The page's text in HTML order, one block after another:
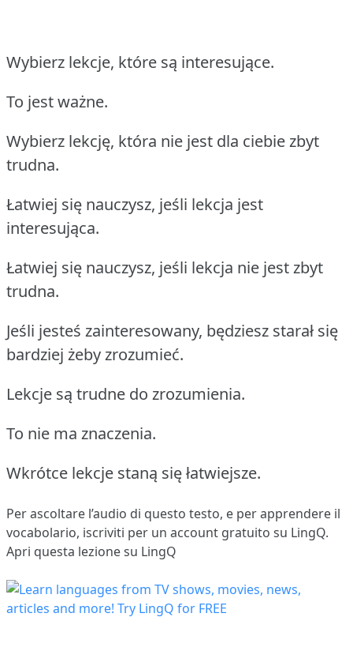
Wybierz lekcje, które są interesujące.
To jest ważne.
Wybierz lekcję, która nie jest dla ciebie zbyt
trudna.
Łatwiej się nauczysz, jeśli lekcja jest
interesująca.
Łatwiej się nauczysz, jeśli lekcja nie jest zbyt
trudna.
Jeśli jesteś zainteresowany, będziesz starał się
bardziej żeby zrozumieć.
Lekcje są trudne do zrozumienia.
To nie ma znaczenia.
Wkrótce lekcje staną się łatwiejsze.
Per ascoltare l’audio di questo testo, e per apprendere il
vocabolario, iscriviti per un account gratuito su LingQ.
Apri questa lezione su LingQ